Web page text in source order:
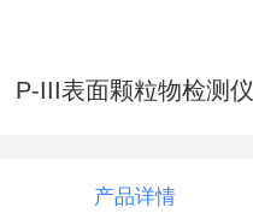
P-III表面颗粒物检测仪
产品详情